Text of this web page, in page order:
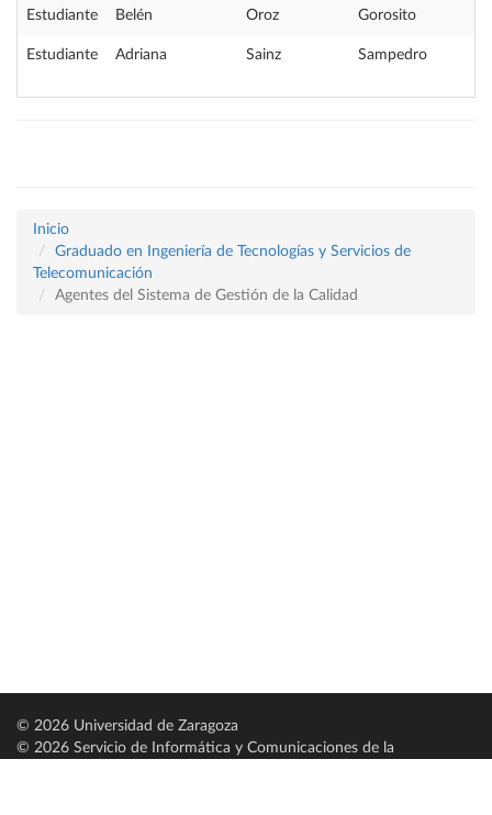
Estudiante Belén Oroz Gorosito
Estudiante Adriana Sainz Sampedro
Inicio
Graduado en Ingeniería de Tecnologías y Servicios de
Telecomunicación
Agentes del Sistema de Gestión de la Calidad
© 2026 Universidad de Zaragoza
© 2026 Servicio de Informática y Comunicaciones de la